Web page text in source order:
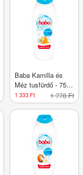
Baba Kamilla és
Méz tusfürdő - 750
ml
1 333 Ft 1 778 Ft